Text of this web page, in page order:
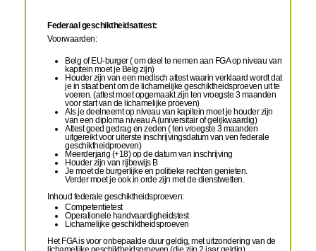
Federaal geschiktheidsattest:
Voorwaarden:
Belg of EU-burger ( om deel te nemen aan FGA op niveau van
kapitein moet je Belg zijn)
Houder zijn van een medisch attest waarin verklaard wordt dat
je in staat bent om de lichamelijke geschiktheidsproeven uit te
voeren. (attest moet opgemaakt zijn ten vroegste 3 maanden
voor start van de lichamelijke proeven)
Als je deelneemt op niveau van kapitein moet je houder zijn
van een diploma niveau A (universitair of gelijkwaardig)
Attest goed gedrag en zeden ( ten vroegste 3 maanden
uitgereikt voor uiterste inschrijvingsdatum van ven federale
geschiktheidproeven)
Meerderjarig (+18) op de datum van inschrijving
Houder zijn van rijbewijs B
Je moet de burgerlijke en politieke rechten genieten.
Verder moet je ook in orde zijn met de dienstwetten.
Inhoud federale geschiktheidsproeven:
Competentietest
Operationele handvaardigheidstest
Lichamelijke geschiktheidsproeven
Het FGA is voor onbepaalde duur geldig, met uitzondering van de